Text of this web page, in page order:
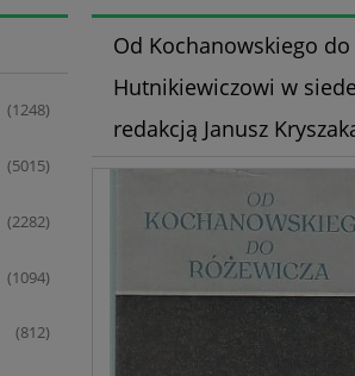
(1248)
(5015)
(2282)
(1094)
(812)
Od Kochanowskiego
Hutnikiewiczowi w
redakcją Janusz